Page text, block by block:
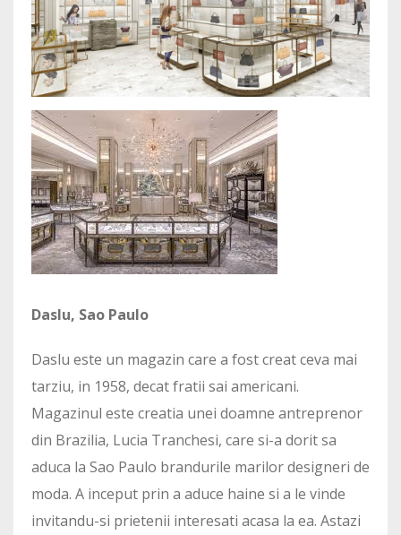
Daslu, Sao Paulo
Daslu este un magazin care a fost creat ceva mai
tarziu, in 1958, decat fratii sai americani.
Magazinul este creatia unei doamne antreprenor
din Brazilia, Lucia Tranchesi, care si-a dorit sa
aduca la Sao Paulo brandurile marilor designeri de
moda. A inceput prin a aduce haine si a le vinde
invitandu-si prietenii interesati acasa la ea. Astazi